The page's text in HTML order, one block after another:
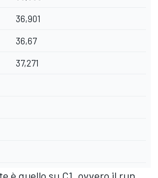
36,901
36,67
37,271